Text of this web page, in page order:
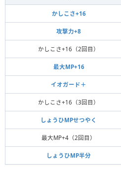
かしこさ+16
攻撃力+8
かしこさ+16（2回目）
最大MP+16
イオガード＋
かしこさ+16（3回目）
しょうひMPせつやく
最大MP+4（2回目）
しょうひMP半分